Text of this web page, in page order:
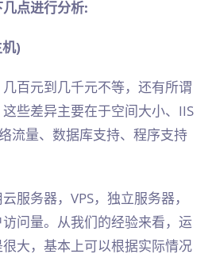
点进行分析:
)
百元到几千元不等，还有所谓
些差异主要在于空间大小、IIS
流量、数据库支持、程序支持
服务器，VPS，独立服务器，
问量。从我们的经验来看，运
大，基本上可以根据实际情况